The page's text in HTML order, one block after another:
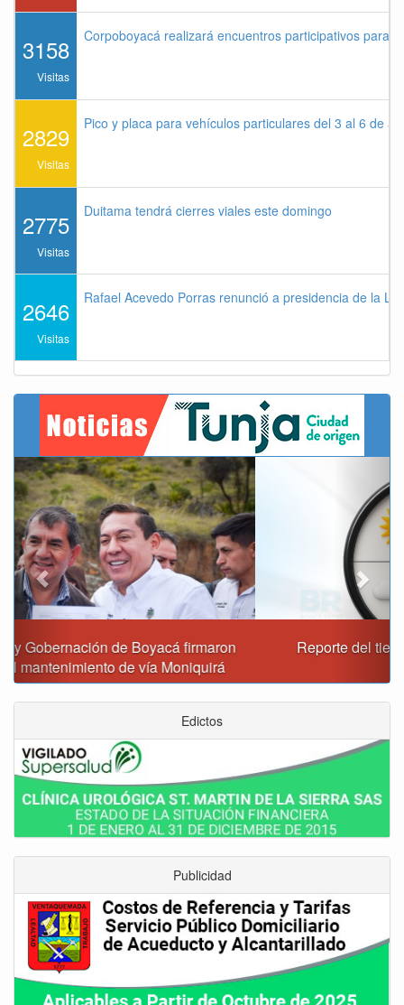
3158
Visitas
Corpoboyacá realizará encuentros participativos para
2829
Visitas
Pico y placa para vehículos particulares del 3 al 6 de
2775
Visitas
Duitama tendrá cierres viales este domingo
2646
Visitas
Rafael Acevedo Porras renunció a presidencia de la
Reporte del tiempo en Boyacá para el viernes
Previous
Edictos
Publicidad